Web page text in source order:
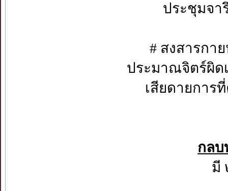
ประชุมจา
# สงสารกา
ประมาณจิตร์ผิด
เสียดายการ
กลบ
มี